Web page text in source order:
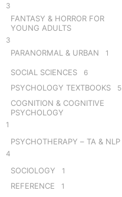
3
FANTASY & HORROR FOR
YOUNG ADULTS
3
PARANORMAL & URBAN 1
SOCIAL SCIENCES 6
PSYCHOLOGY TEXTBOOKS 5
COGNITION & COGNITIVE
PSYCHOLOGY
1
PSYCHOTHERAPY – TA & NLP
4
SOCIOLOGY 1
REFERENCE 1